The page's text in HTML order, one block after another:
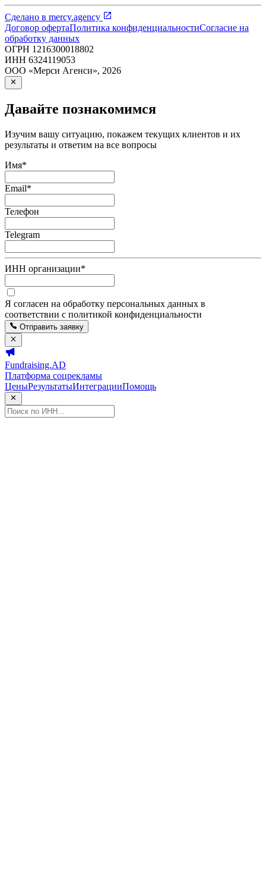
Сделано в mercy.agency
Договор офертаПолитика конфиденциальностиСогласие на
обработку данных
ОГРН 1216300018802
ИНН 6324119053
ООО «Мерси Агенси», 2026
Давайте познакомимся
Изучим вашу ситуацию, покажем текущих клиентов и их
результаты и ответим на все вопросы
Имя*
Email*
Телефон
Telegram
ИНН организации*
Я согласен на обработку персональных данных в
соответствии с политикой конфиденциальности
Отправить заявку
Fundraising.AD
Платформа соцрекламы
ЦеныРезультатыИнтеграцииПомощь